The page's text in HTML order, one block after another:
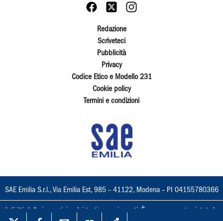
Redazione
Scriveteci
Pubblicità
Privacy
Codice Etico e Modello 231
Cookie policy
Termini e condizioni
SAE Emilia S.r.l., Via Emilia Est, 985 – 41122, Modena – PI 04155780366
I diritti delle immagini e dei testi sono riservati. È espressamente vietata la